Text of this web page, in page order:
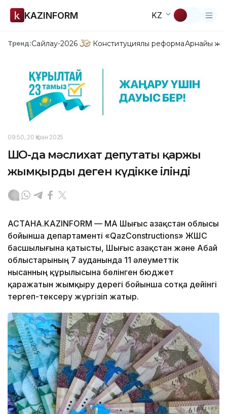
KAZINFORM KZ
Тренд:Сайлау-2026 Конституциялық реформаАрнайы
09:50, 20 Қазан 2025
ШҚО-да мәслихат депутаты қаржы
жымқырды деген күдікке ілінді
АСТАНА.KAZINFORM — ҚМА Шығыс Қазақстан облысы
бойынша департаменті «QazConstructions» ЖШС
басшылығына қатысты, Шығыс Қазақстан және Абай
облыстарының 7 ауданында 11 әлеуметтік
нысанның құрылысына бөлінген бюджет
қаражатын жымқыру дерегі бойынша сотқа дейінгі
тергеп-тексеру жүргізіп жатыр.